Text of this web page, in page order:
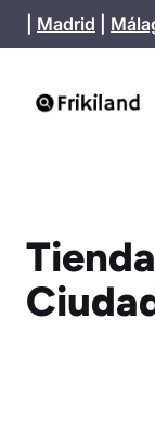
Saltar
al
Madrid